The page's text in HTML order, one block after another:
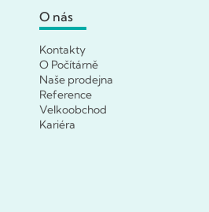
O nás
Kontakty
O Počítárně
Naše prodejna
Reference
Velkoobchod
Kariéra